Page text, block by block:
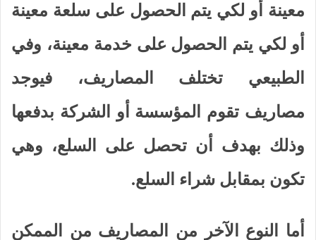
معينة أو لكي يتم الحصول على سلعة معينة
أو لكي يتم الحصول على خدمة معينة، وفي
الطبيعي تختلف المصاريف، فيوجد
مصاريف تقوم المؤسسة أو الشركة بدفعها
وذلك بهدف أن تحصل على السلع، وهي
تكون بمقابل شراء السلع.
أما النوع الآخر من المصاريف من الممكن